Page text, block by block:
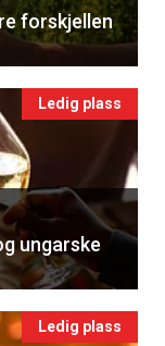
forskjellen
Ledig plass
ungarske
Ledig plass